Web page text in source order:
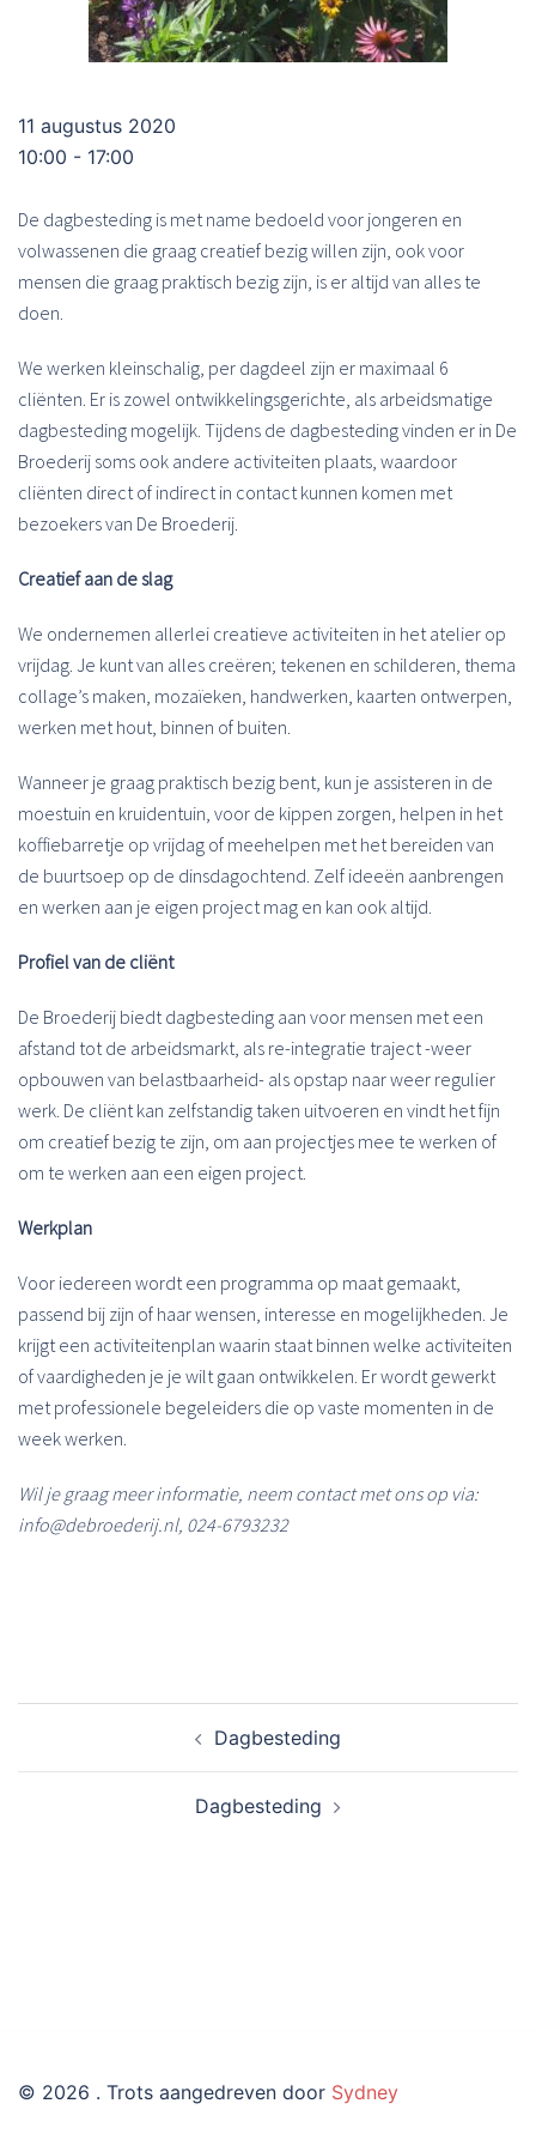
11 augustus 2020
10:00 - 17:00
De dagbesteding is met name bedoeld voor jongeren en
volwassenen die graag creatief bezig willen zijn, ook voor
mensen die graag praktisch bezig zijn, is er altijd van alles te
doen.
We werken kleinschalig, per dagdeel zijn er maximaal 6
cliënten. Er is zowel ontwikkelingsgerichte, als arbeidsmatige
dagbesteding mogelijk. Tijdens de dagbesteding vinden er in De
Broederij soms ook andere activiteiten plaats, waardoor
cliënten direct of indirect in contact kunnen komen met
bezoekers van De Broederij.
Creatief aan de slag
We ondernemen allerlei creatieve activiteiten in het atelier op
vrijdag. Je kunt van alles creëren; tekenen en schilderen, thema
collage’s maken, mozaïeken, handwerken, kaarten ontwerpen,
werken met hout, binnen of buiten.
Wanneer je graag praktisch bezig bent, kun je assisteren in de
moestuin en kruidentuin, voor de kippen zorgen, helpen in het
koffiebarretje op vrijdag of meehelpen met het bereiden van
de buurtsoep op de dinsdagochtend. Zelf ideeën aanbrengen
en werken aan je eigen project mag en kan ook altijd.
Profiel van de cliënt
De Broederij biedt dagbesteding aan voor mensen met een
afstand tot de arbeidsmarkt, als re-integratie traject -weer
opbouwen van belastbaarheid- als opstap naar weer regulier
werk. De cliënt kan zelfstandig taken uitvoeren en vindt het fijn
om creatief bezig te zijn, om aan projectjes mee te werken of
om te werken aan een eigen project.
Werkplan
Voor iedereen wordt een programma op maat gemaakt,
passend bij zijn of haar wensen, interesse en mogelijkheden. Je
krijgt een activiteitenplan waarin staat binnen welke activiteiten
of vaardigheden je je wilt gaan ontwikkelen. Er wordt gewerkt
met professionele begeleiders die op vaste momenten in de
week werken.
Wil je graag meer informatie, neem contact met ons op via:
info@debroederij.nl, 024-6793232
Dagbesteding
Dagbesteding
© 2026 . Trots aangedreven door Sydney